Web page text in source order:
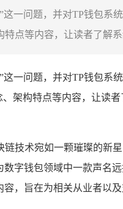
这一问题，并对TP钱包
点等内容，让读者了解
这一问题，并对TP钱包系
架构特点等内容，让读
技术宛如一颗璀璨的新
数字钱包领域中一款声名
，旨在为相关从业者以